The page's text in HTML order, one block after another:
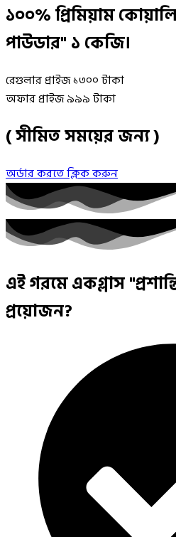
১০০% প্রিমিয়াম
পাউডার" ১ কেজি।
রেগুলার প্রাইজ১৩০০টাকা
অফার প্রাইজ৯৯৯টাকা
( সীমিত সময়ের জন্য )
অর্ডার করতে ক্লিক করুন
এই গরমে একগ্লাস
প্রয়োজন?